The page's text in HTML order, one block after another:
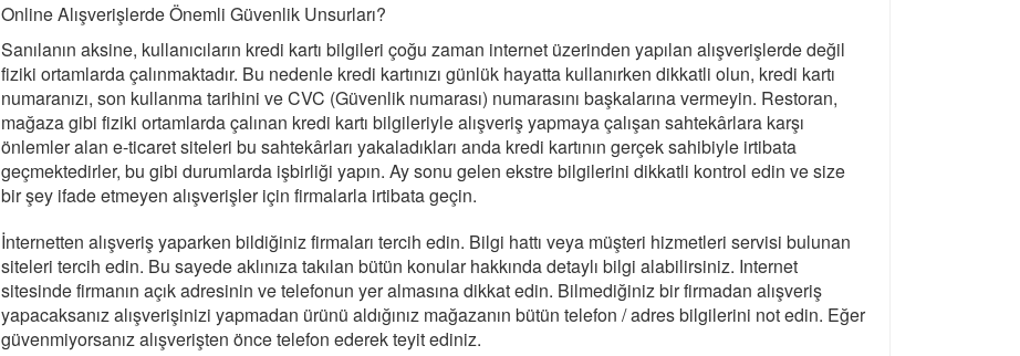
Online Alışverişlerde Önemli Güvenlik Unsurları?
Sanılanın aksine, kullanıcıların kredi kartı bilgileri çoğu zaman internet üzerinden yapılan alışverişlerde değil
fiziki ortamlarda çalınmaktadır. Bu nedenle kredi kartınızı günlük hayatta kullanırken dikkatli olun, kredi kartı
numaranızı, son kullanma tarihini ve CVC (Güvenlik numarası) numarasını başkalarına vermeyin. Restoran,
mağaza gibi fiziki ortamlarda çalınan kredi kartı bilgileriyle alışveriş yapmaya çalışan sahtekârlara karşı
önlemler alan e-ticaret siteleri bu sahtekârları yakaladıkları anda kredi kartının gerçek sahibiyle irtibata
geçmektedirler, bu gibi durumlarda işbirliği yapın. Ay sonu gelen ekstre bilgilerini dikkatli kontrol edin ve size
bir şey ifade etmeyen alışverişler için firmalarla irtibata geçin.
İnternetten alışveriş yaparken bildiğiniz firmaları tercih edin. Bilgi hattı veya müşteri hizmetleri servisi bulunan
siteleri tercih edin. Bu sayede aklınıza takılan bütün konular hakkında detaylı bilgi alabilirsiniz. Internet
sitesinde firmanın açık adresinin ve telefonun yer almasına dikkat edin. Bilmediğiniz bir firmadan alışveriş
yapacaksanız alışverişinizi yapmadan ürünü aldığınız mağazanın bütün telefon / adres bilgilerini not edin. Eğer
güvenmiyorsanız alışverişten önce telefon ederek teyit ediniz.